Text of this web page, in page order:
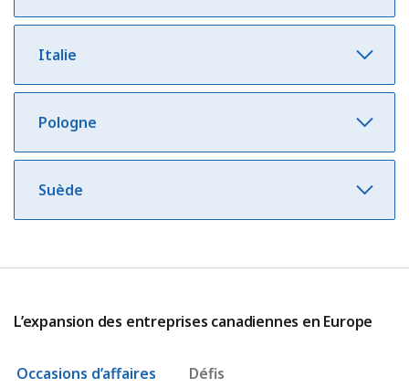
Italie
Pologne
Suède
L’expansion des entreprises canadiennes en Europe
Occasions d’affaires Défis